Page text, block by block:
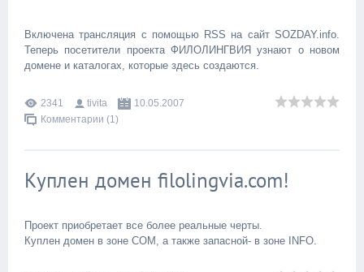
Включена трансляция с помощью RSS на сайт SOZDAY.info.
Теперь посетители проекта ФИЛОЛИНГВИЯ узнают о новом
домене и каталогах, которые здесь создаются.
2341 tivita
10.05.2007
Комментарии (1)
Куплен домен filolingvia.com!
Проект приобретает все более реальные черты.
Куплен домен в зоне COM, а также запасной- в зоне INFO.